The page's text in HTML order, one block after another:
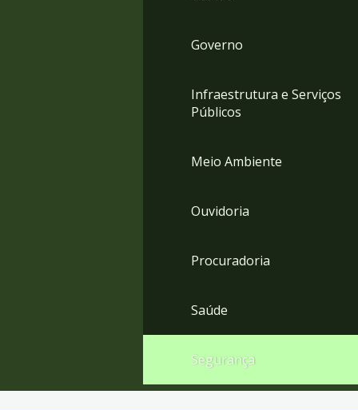
Governo
Infraestrutura e Serviços
Públicos
Meio Ambiente
Ouvidoria
Procuradoria
Saúde
Segurança